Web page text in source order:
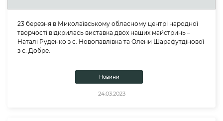
23 березня в Миколаївському обласному центрі народної
творчості відкрилась виставка двох наших майстринь –
Наталі Руденко з с. Новопавлівка та Олени Шарафутдінової
з с. Добре.
Новини
24.03.2023